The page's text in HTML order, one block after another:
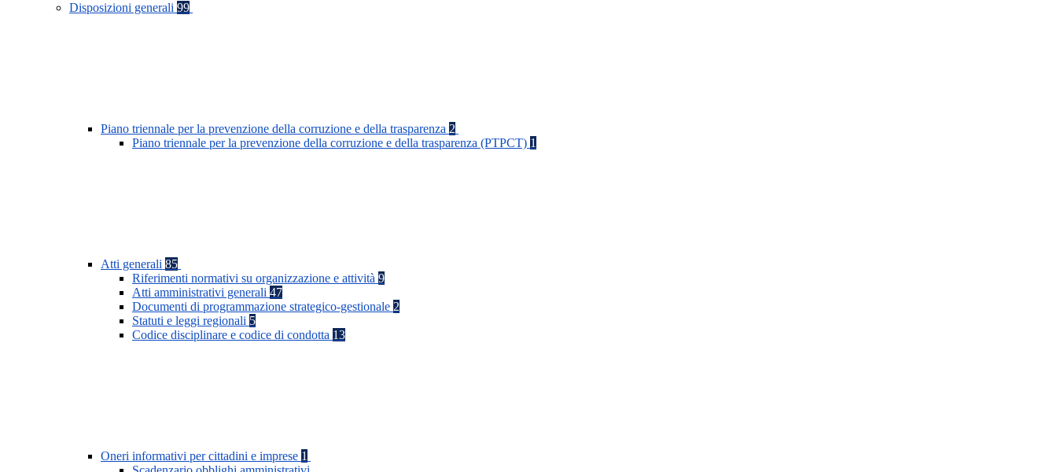
Disposizioni generali 99
Piano triennale per la prevenzione della corruzione e della trasparenza 2
Piano triennale per la prevenzione della corruzione e della trasparenza (PTPCT) 1
Atti generali 85
Riferimenti normativi su organizzazione e attività 9
Atti amministrativi generali 47
Documenti di programmazione strategico-gestionale 2
Statuti e leggi regionali 5
Codice disciplinare e codice di condotta 13
Oneri informativi per cittadini e imprese 1